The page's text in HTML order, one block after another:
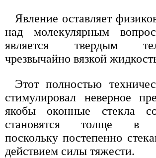
Явление оставляет
над молекулярным
является твердым
чрезвычайно вязкой
Этот полностью
стимулировал неверное
якобы оконные стекла
становятся толще в
поскольку постепенно
действием силы тяжести.